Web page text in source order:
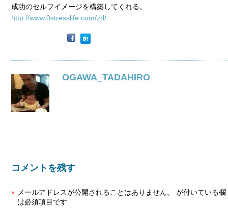
成功のセルフイメージを構築してくれる。
http://www.0stresslife.com/zrl/
OGAWA_TADAHIRO
コメントを残す
メールアドレスが公開されることはありません。
*
が付いている欄
は必須項目です